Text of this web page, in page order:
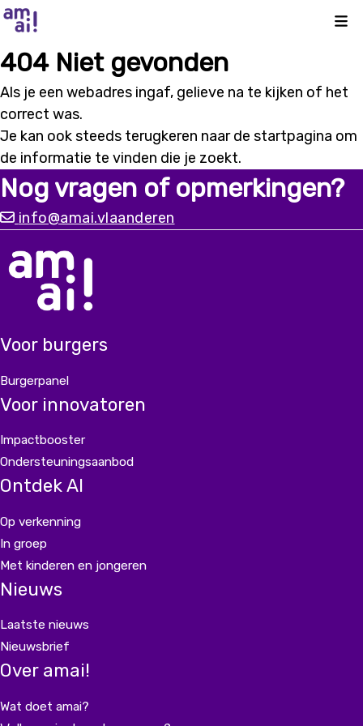
404 Niet gevonden
Als je een webadres ingaf, gelieve na te kijken of het
correct was.
Je kan ook steeds terugkeren naar de startpagina om
de informatie te vinden die je zoekt.
Nog vragen of opmerkingen?
info@amai.vlaanderen
Voor burgers
Burgerpanel
Voor innovatoren
Impactbooster
Ondersteuningsaanbod
Ontdek AI
Op verkenning
In groep
Met kinderen en jongeren
Nieuws
Laatste nieuws
Nieuwsbrief
Over amai!
Wat doet amai?